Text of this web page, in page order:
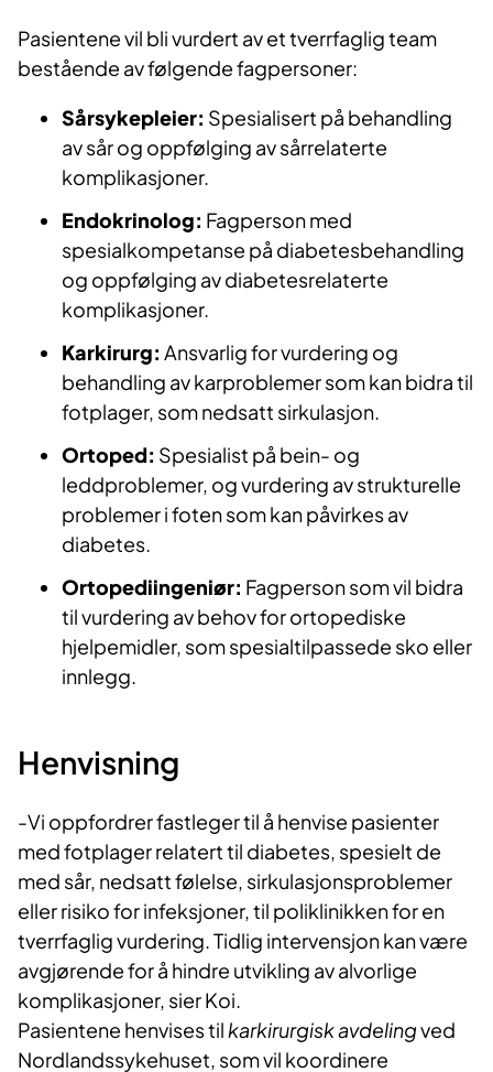
Pasientene vil bli vurdert av et tverrfaglig team
bestående av følgende fagpersoner:
Sårsykepleier: Spesialisert på behandling
av sår og oppfølging av sårrelaterte
komplikasjoner.
Endokrinolog: Fagperson med
spesialkompetanse på diabetesbehandling
og oppfølging av diabetesrelaterte
komplikasjoner.
Karkirurg: Ansvarlig for vurdering og
behandling av karproblemer som kan bidra til
fotplager, som nedsatt sirkulasjon.
Ortoped: Spesialist på bein- og
leddproblemer, og vurdering av strukturelle
problemer i foten som kan påvirkes av
diabetes.
Ortopediingeniør: Fagperson som vil bidra
til vurdering av behov for ortopediske
hjelpemidler, som spesialtilpassede sko eller
innlegg.
Henvisning
-Vi oppfordrer fastleger til å henvise pasienter
med fotplager relatert til diabetes, spesielt de
med sår, nedsatt følelse, sirkulasjonsproblemer
eller risiko for infeksjoner, til poliklinikken for en
tverrfaglig vurdering. Tidlig intervensjon kan være
avgjørende for å hindre utvikling av alvorlige
komplikasjoner, sier Koi.
Pasientene henvises til karkirurgisk avdelingved
Nordlandssykehuset, som vil koordinere